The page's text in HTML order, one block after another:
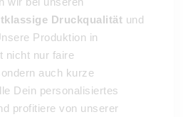
Druckqualität und
Produktion in
nicht nur faire
auch kurze
Dein personalisiertes
profitiere von unserer